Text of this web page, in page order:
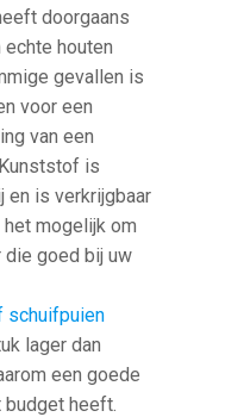
doorgaans
houten
gevallen is
voor een
van een
is
en is verkrijgbaar
mogelijk om
die goed bij uw
schuifpuien
lager dan
een goede
heeft.